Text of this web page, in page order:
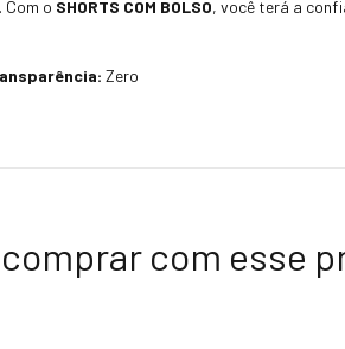
o SHORTS COM BOLSO, você terá a
Zero
comprar com esse